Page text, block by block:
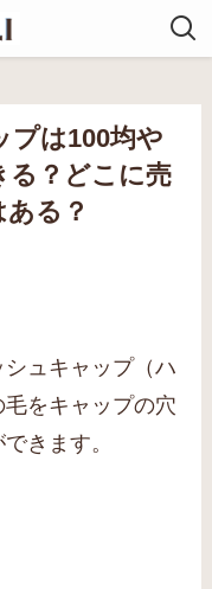
プは100均や
る？どこに売
る？
ュキャップ（ハ
をキャップの穴
きます。